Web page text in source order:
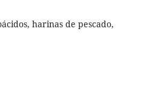
harinas de pescado,